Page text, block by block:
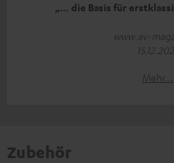
„… die Basis für
www.av-
Mehr...
Zubehör